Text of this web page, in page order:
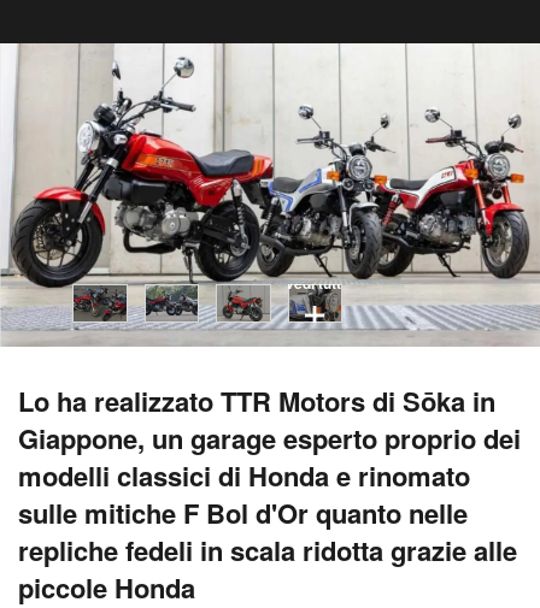
vedi tutti
Lo ha realizzato TTR Motors di Sōka in
Giappone, un garage esperto proprio dei
modelli classici di Honda e rinomato
sulle mitiche F Bol d'Or quanto nelle
repliche fedeli in scala ridotta grazie alle
piccole Honda